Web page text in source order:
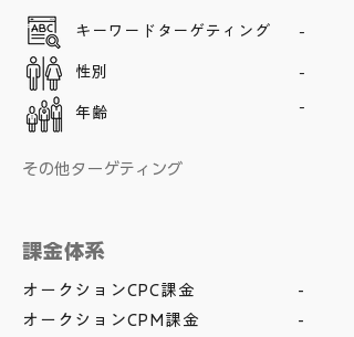
キーワードターゲティング -
性別 -
年齢 -
その他ターゲティング
課金体系
オークションCPC課金
-
オークションCPM課金
-